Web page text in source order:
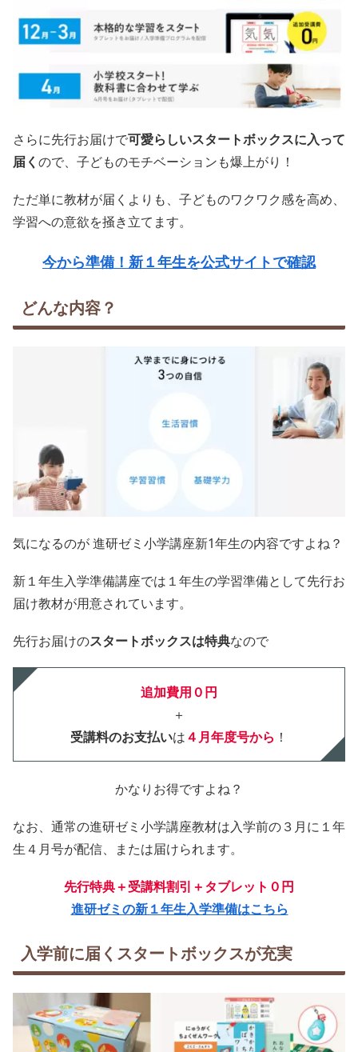
さらに先行お届けで可愛らしいスタートボックスに入って
届く ので、子どものモチベーションも爆上がり！
ただ単に教材が届くよりも、子どものワクワク感を高め、
学習への意欲を掻き立てます。
今から準備！新１年生を公式サイトで確認
どんな内容？
気になるのが 進研ゼミ小学講座新1年生の内容ですよね？
新１年生入学準備講座では１年生の学習準備として先行お
届け教材が用意されています。
先行お届けのスタートボックスは特典なので
追加費用０円
＋
受講料のお支払いは４月年度号から ！
かなりお得ですよね？
なお、通常の進研ゼミ小学講座教材は入学前の３月に１年
生４月号が配信、または届けられます。
先行特典＋受講料割引＋タブレット０円
進研ゼミの新１年生入学準備はこちら
入学前に届くスタートボックスが充実